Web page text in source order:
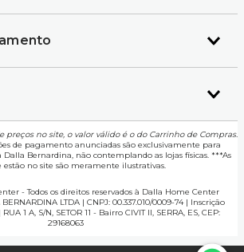
preços no site, o valor válido é o do Carrinho de Compras.
de pagamento anunciadas são exclusivamente para
Bernardina, não contemplando as lojas físicas. ***As
estão no site são meramente ilustrativas.
- Todos os direitos reservados à Dalla Home Center
LTDA | CNPJ: 00.337.010/0009-74 | Inscrição
1 A, S/N, SETOR 11 - Bairro CIVIT II, SERRA, ES, CEP:
29168063